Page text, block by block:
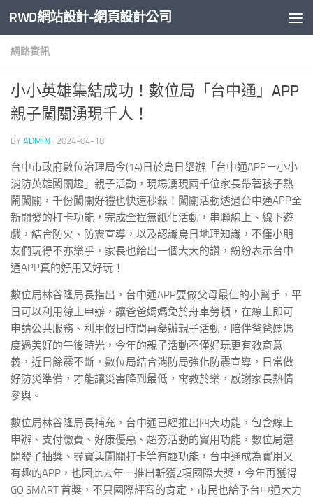
Skip to content
RWD網站設計-網頁設計公司
網路資訊
小小英雄集結成功！數位局「台中通」APP
親子闖關湧現千人！
BY ADMIN · 2024-04-18
台中市政府數位治理局今(14)日於烏日舉辦「台中通APP－小小
消防英雄闖關趣」親子活動，現場湧現兩千位家長帶著孩子熱
鬧闖關，千份闖關好禮也快速秒殺！闖關活動透過台中通APP全
新開發的打卡功能，完成全程無紙化活動，串聯線上、線下遊
戲，結合防火、防震宣導，以及認識烏日地理知識，不僅小朋
友們玩得不亦樂乎，家長也給出一個大大的讚，紛紛表示台中
通APP真的好用又好玩！
數位局林谷隆局長指出，台中通APP要做父母最佳的小幫手，平
日可以利用線上申辦，讓爸爸媽媽免於舟車勞頓，在線上即可
申請公共服務、利用假日時間再舉辦親子活動，陪伴爸爸媽媽
度過美好的午後時光，今年的親子活動不僅好玩更有教育意
義，近日餘震不斷，數位局結合消防局強化防震宣導，日常做
好防災準備，才能讓災害降到最低，寓教於樂，感謝家長熱情
參與。
數位局林谷隆局長補充，台中通已經推出四大功能，包含線上
申辦、支付繳費、好康優惠、超夯活動的實用功能，數位局還
開發了抽獎、尋寶與闖關打卡等有趣功能，台中通成為實用又
有趣的APP，也因此去年一推出斬獲2項國際大獎，今年再獲得
GO SMART 首獎，不只國際評審的肯定，市民也給予台中通大力